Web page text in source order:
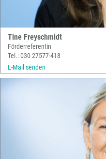
Tine Freyschmidt
Förderreferentin
Tel.: 030 27577-418
E-Mail senden